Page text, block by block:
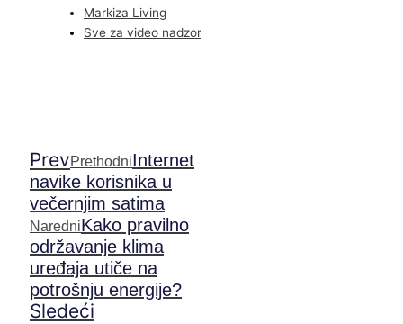
Markiza Living
Sve za video nadzor
PrevPrethodniInternet
navike korisnika u
večernjim satima
NaredniKako pravilno
održavanje klima
uređaja utiče na
potrošnju energije?
Sledeći